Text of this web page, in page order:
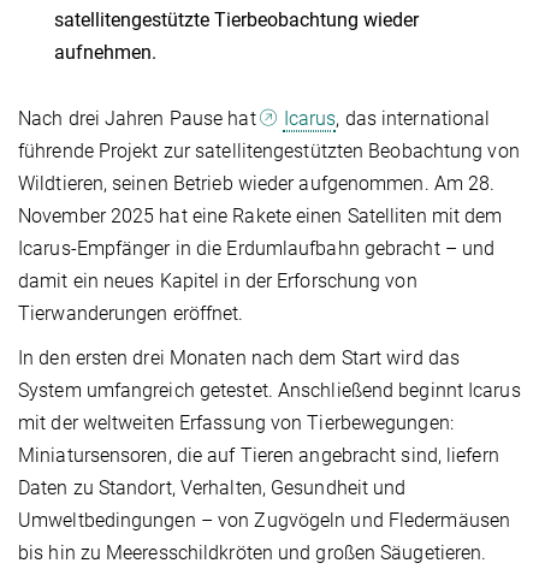
satellitengestützte Tierbeobachtung wieder
aufnehmen.
Nach drei Jahren Pause hat Icarus, das international
führende Projekt zur satellitengestützten Beobachtung von
Wildtieren, seinen Betrieb wieder aufgenommen. Am 28.
November 2025 hat eine Rakete einen Satelliten mit dem
Icarus-Empfänger in die Erdumlaufbahn gebracht – und
damit ein neues Kapitel in der Erforschung von
Tierwanderungen eröffnet.
In den ersten drei Monaten nach dem Start wird das
System umfangreich getestet. Anschließend beginnt Icarus
mit der weltweiten Erfassung von Tierbewegungen:
Miniatursensoren, die auf Tieren angebracht sind, liefern
Daten zu Standort, Verhalten, Gesundheit und
Umweltbedingungen – von Zugvögeln und Fledermäusen
bis hin zu Meeresschildkröten und großen Säugetieren.